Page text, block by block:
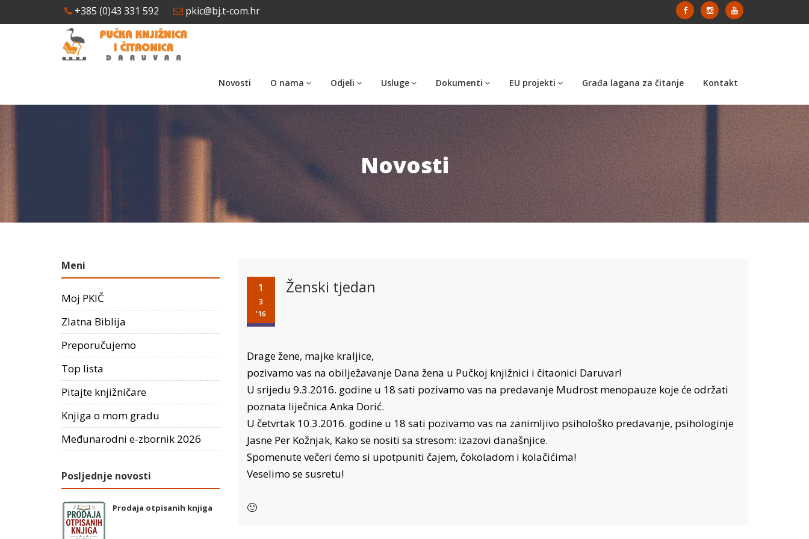
+385 (0)43 331 592 pkic@bj.t-com.hr
Novosti O nama Odjeli Usluge Dokumenti EU projekti Građa lagana za čitanje Kontakt
Novosti
1
3
'16
Ženski tjedan
Drage žene, majke kraljice,
pozivamo vas na obilježavanje Dana žena u Pučkoj knjižnici i čitaonici Daruvar!
U srijedu 9.3.2016. godine u 18 sati pozivamo vas na predavanje Mudrost menopauze koje će održati
poznata liječnica Anka Dorić.
U četvrtak 10.3.2016. godine u 18 sati pozivamo vas na zanimljivo psihološko predavanje, psihologinje
Jasne Per Kožnjak, Kako se nositi sa stresom: izazovi današnjice.
Spomenute večeri ćemo si upotpuniti čajem, čokoladom i kolačićima!
Veselimo se susretu!
🙂
Meni
Moj PKIČ
Zlatna Biblija
Preporučujemo
Top lista
Pitajte knjižničare
Knjiga o mom gradu
Međunarodni e-zbornik 2026
Posljednje novosti
Prodaja otpisanih knjiga